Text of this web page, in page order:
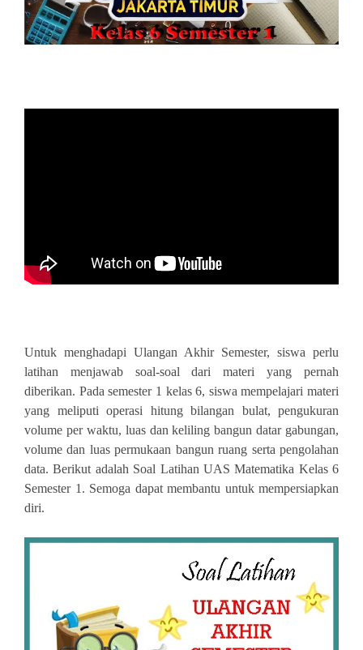
Untuk menghadapi Ulangan Akhir Semester, siswa perlu
latihan menjawab soal-soal dari materi yang pernah
diberikan. Pada semester 1 kelas 6, siswa mempelajari materi
yang meliputi operasi hitung bilangan bulat, pengukuran
volume per waktu, luas dan keliling bangun datar gabungan,
volume dan luas permukaan bangun ruang serta pengolahan
data. Berikut adalah Soal Latihan UAS Matematika Kelas 6
Semester 1. Semoga dapat membantu untuk mempersiapkan
diri.